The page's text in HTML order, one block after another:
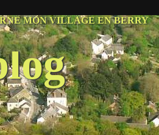
MON VILLAGE EN BERRY